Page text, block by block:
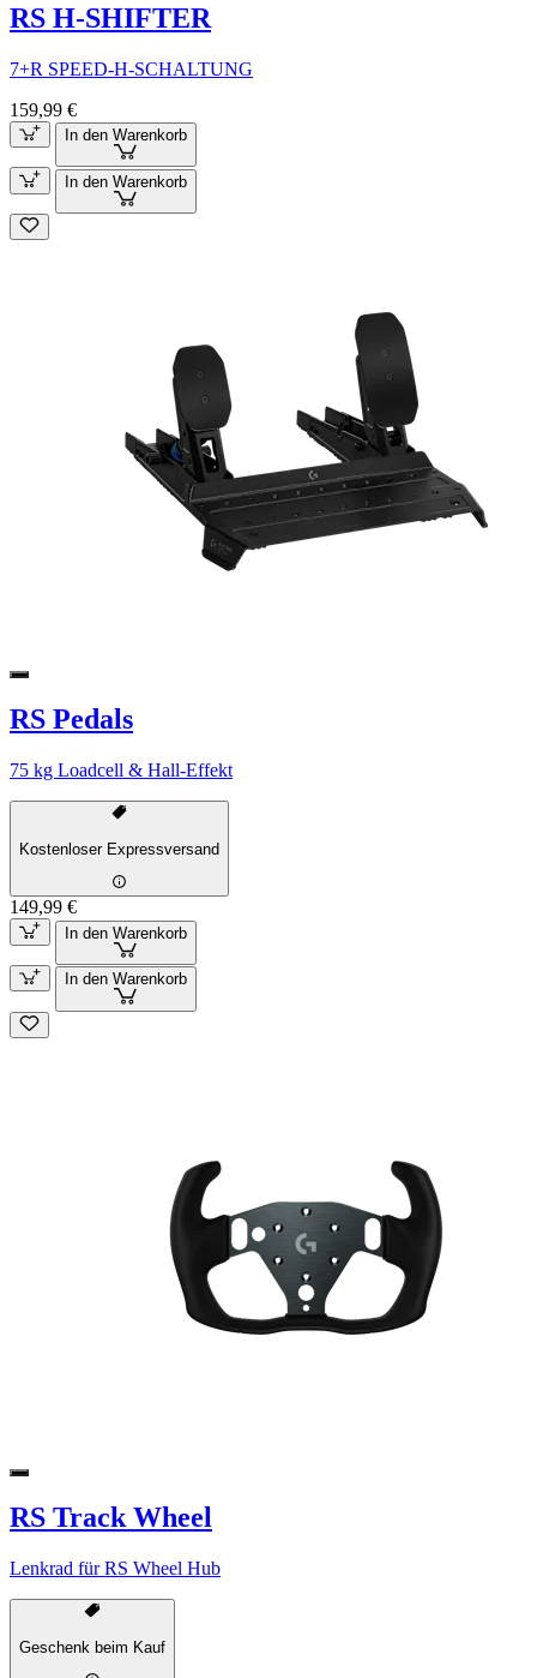
RS H-SHIFTER
7+R SPEED-H-SCHALTUNG
159,99 €
In den Warenkorb
In den Warenkorb
RS Pedals
75 kg Loadcell & Hall-Effekt
Kostenloser Expressversand
149,99 €
In den Warenkorb
In den Warenkorb
RS Track Wheel
Lenkrad für RS Wheel Hub
Geschenk beim Kauf